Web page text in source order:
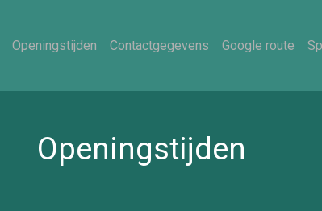
Openingstijden Contactgegevens Google route
Openingstijden